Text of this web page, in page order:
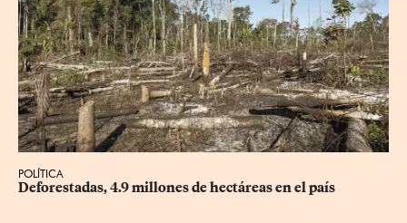
POLÍTICA
Deforestadas, 4.9 millones de hectáreas en el país